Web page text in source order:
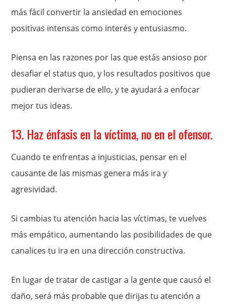
más fácil convertir la ansiedad en emociones
positivas intensas como interés y entusiasmo.
Piensa en las razones por las que estás ansioso por
desafiar el status quo, y los resultados positivos que
pudieran derivarse de ello, y te ayudará a enfocar
mejor tus ideas.
13. Haz énfasis en la víctima, no en el ofensor.
Cuando te enfrentas a injusticias, pensar en el
causante de las mismas genera más ira y
agresividad.
Si cambias tu atención hacia las víctimas, te vuelves
más empático, aumentando las posibilidades de que
canalices tu ira en una dirección constructiva.
En lugar de tratar de castigar a la gente que causó el
daño, será más probable que dirijas tu atención a